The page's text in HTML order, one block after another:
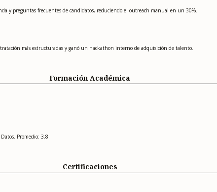
y preguntas frecuentes de candidatos, reduciendo el outreach manual en un 30%.
más estructuradas y ganó un hackathon interno de adquisición de talento.
Formación Académica
Promedio: 3.8
Certificaciones